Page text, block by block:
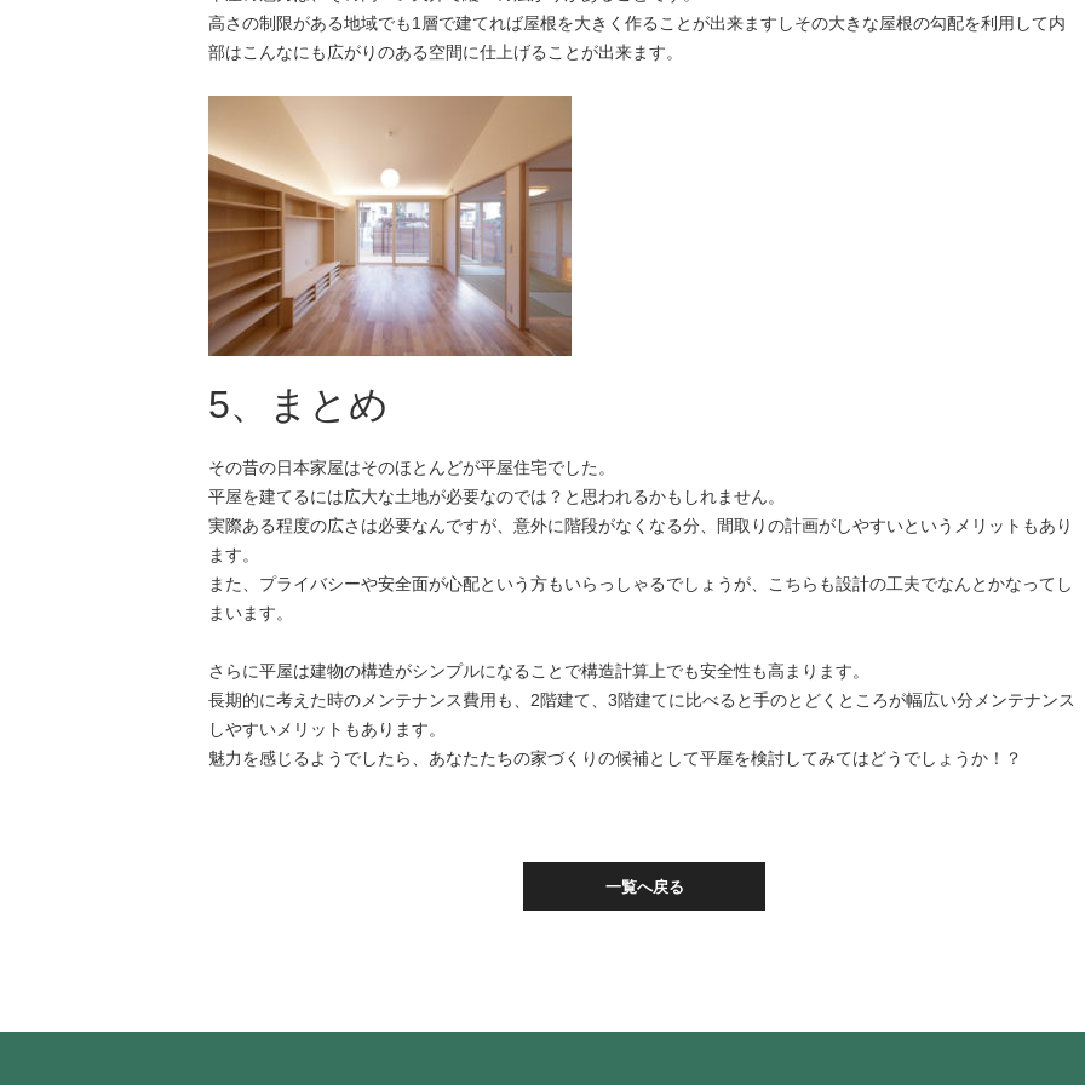
高さの制限がある地域でも1層で建てれば屋根を大きく作ることが出来ますしその大きな屋根の勾配を利用して内
部はこんなにも広がりのある空間に仕上げることが出来ます。
5、まとめ
その昔の日本家屋はそのほとんどが平屋住宅でした。
平屋を建てるには広大な土地が必要なのでは？と思われるかもしれません。
実際ある程度の広さは必要なんですが、意外に階段がなくなる分、間取りの計画がしやすいというメリットもあり
ます。
また、プライバシーや安全面が心配という方もいらっしゃるでしょうが、こちらも設計の工夫でなんとかなってし
まいます。
さらに平屋は建物の構造がシンプルになることで構造計算上でも安全性も高まります。
長期的に考えた時のメンテナンス費用も、2階建て、3階建てに比べると手のとどくところが幅広い分メンテナンス
しやすいメリットもあります。
魅力を感じるようでしたら、あなたたちの家づくりの候補として平屋を検討してみてはどうでしょうか！？
一覧へ戻る